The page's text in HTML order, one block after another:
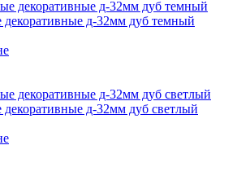
декоративные д-32мм дуб темный
декоративные д-32мм дуб светлый